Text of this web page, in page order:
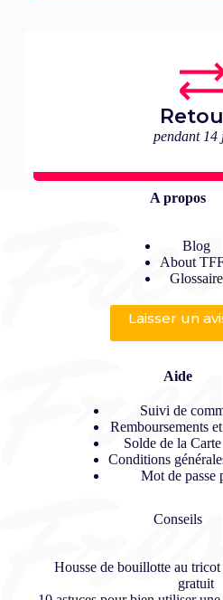
pendant 14
A propos
Blog
About
Glossaire
Laisser un
Aide
Suivi de
Remboursements
Solde de la
Conditions
Mot de passe
Conseils
Housse de bouillotte au
gratuit